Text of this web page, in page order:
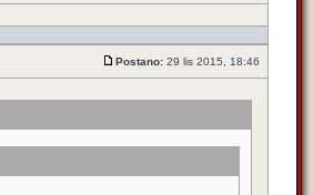
Postano: 29 lis 2015, 18:46